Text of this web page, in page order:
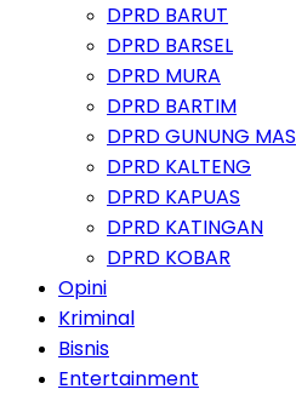
DPRD BARUT
DPRD BARSEL
DPRD MURA
DPRD BARTIM
DPRD GUNUNG MAS
DPRD KALTENG
DPRD KAPUAS
DPRD KATINGAN
DPRD KOBAR
Opini
Kriminal
Bisnis
Entertainment